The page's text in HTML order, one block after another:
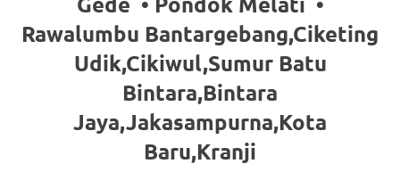
replica
watches.
favorite
Rawalumbu Bantargebang,Ciketing
Udik,Cikiwul,Sumur Batu
Bintara,Bintara
Jaya,Jakasampurna,Kota
Baru,Kranji